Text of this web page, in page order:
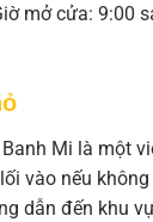
mở cửa:
Mi là một
vào nếu
dẫn đến khu